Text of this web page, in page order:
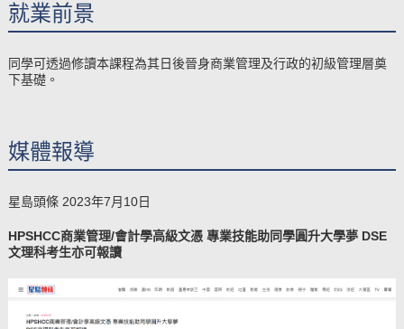
就業前景
同學可透過修讀本課程為其日後晉身商業管理及行政的初級管理層奠
下基礎。
媒體報導
星島頭條 2023年7月10日
​HPSHCC商業管理/會計學高級文憑 專業技能助同學圓升大學夢 DSE
文理科考生亦可報讀